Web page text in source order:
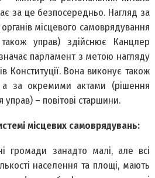
за це безпосередньо. Нагляд за
місцевого самоврядування
управ) здійснює Канцлер
парламент з метою нагляду
Конституції. Вона виконує також
а за окремими актами (рішення
– повітові старшини.
місцевих самоврядувань:
громади занадто малі, але всі
населення та площі, мають